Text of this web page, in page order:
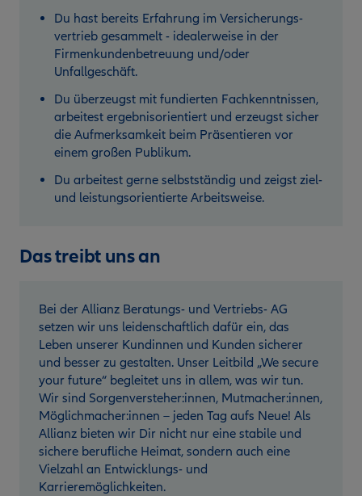
Du hast bereits Erfahrung im Versicherungs­
vertrieb gesammelt - idealerweise in der
Firmenkundenbetreuung und/oder
Unfallgeschäft.
Du überzeugst mit fundierten Fachkenntnissen,
arbeitest ergebnisorientiert und erzeugst sicher
die Aufmerksamkeit beim Präsentieren vor
einem großen Publikum.
Du arbeitest gerne selbstständig und zeigst ziel-
und leistungsorientierte Arbeitsweise.
Das treibt uns an
Bei der Allianz Beratungs- und Vertriebs- AG
setzen wir uns leidenschaftlich dafür ein, das
Leben unserer Kundinnen und Kunden sicherer
und besser zu gestalten. Unser Leitbild „We secure
your future“ begleitet uns in allem, was wir tun.
Wir sind Sorgenversteher:innen, Mutmacher:innen,
Möglichmacher:innen – jeden Tag aufs Neue! Als
Allianz bieten wir Dir nicht nur eine stabile und
sichere berufliche Heimat, sondern auch eine
Vielzahl an Entwicklungs- und
Karrieremöglichkeiten.